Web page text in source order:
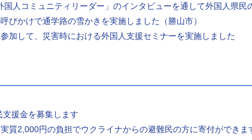
国人コミュニティリーダー」のインタビューを通して外国人県民
びかけで通学路の雪かきを実施しました（勝山市）
加して、災害時における外国人支援セミナーを実施しました
支援金を募集します
質2,000円の負担でウクライナからの避難民の方に寄付ができま